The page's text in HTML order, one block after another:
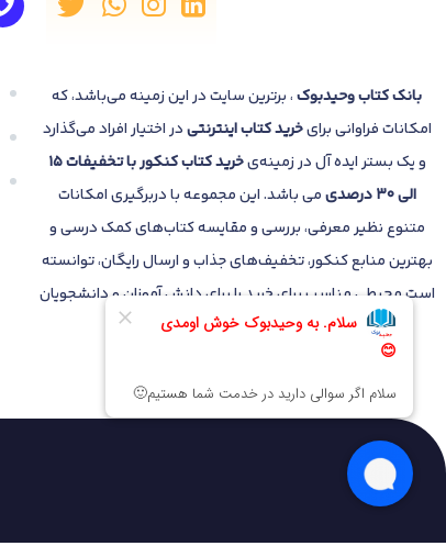
بانککتاب وحیدبوک، برترین سایت در این زمینه می‌باشد، که
امکانات فراوانی برایخرید کتاباینترنتیدر اختیار افراد می‌گذارد
و یک بستر ایده آل در زمینه‌ی
خرید کتاب کنکور با تخفیفات 15
الی 30 درصدی
می باشد. این مجموعه با دربرگیری امکانات
متنوع نظیر معرفی، بررسی و مقایسه کتاب‌های کمک درسی و
بهترین منابع کنکور، تخفیف‌های جذاب و ارسال رایگان، توانسته
است محیطی مناسب برای خرید را برای دانش آموزان و دانشجویان
فراهم نماید.